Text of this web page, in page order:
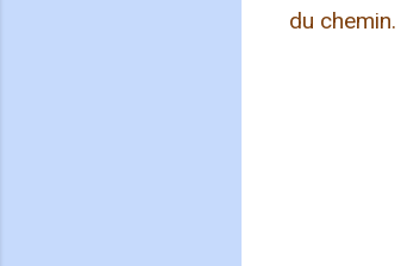
du chemin.